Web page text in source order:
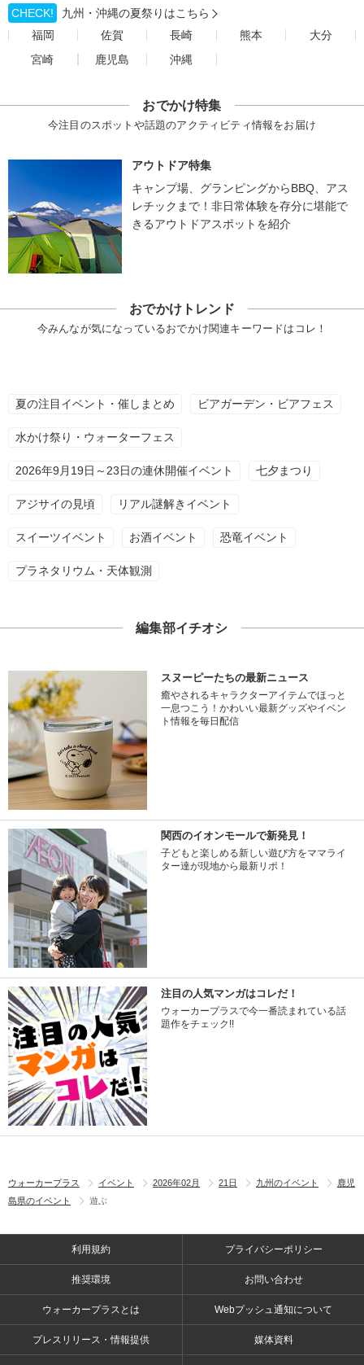
CHECK!
九州・沖縄の夏祭りはこちら
福岡
佐賀 長崎 熊本
大分
宮崎
鹿児島 沖縄
おでかけ特集
今注目のスポットや話題のアクティビティ情報をお届け
アウトドア特集
キャンプ場、グランピングからBBQ、アス
レチックまで！非日常体験を存分に堪能で
きるアウトドアスポットを紹介
おでかけトレンド
今みんなが気になっているおでかけ関連キーワードはコレ！
夏の注目イベント・催しまとめ ビアガーデン・ビアフェス
水かけ祭り・ウォーターフェス
2026年9月19日～23日の連休開催イベント 七夕まつり
アジサイの見頃 リアル謎解きイベント
スイーツイベント お酒イベント 恐竜イベント
プラネタリウム・天体観測
編集部イチオシ
スヌーピーたちの最新ニュース
癒やされるキャラクターアイテムでほっと
一息つこう！かわいい最新グッズやイベン
ト情報を毎日配信
関西のイオンモールで新発見！
子どもと楽しめる新しい遊び方をママライ
ター達が現地から最新リポ！
注目の人気マンガはコレだ！
ウォーカープラスで今一番読まれている話
題作をチェック!!
ウォーカープラス イベント 2026年02月 21日 九州のイベント
鹿児
島県のイベント
遊ぶ
利用規約 プライバシーポリシー
推奨環境 お問い合わせ
ウォーカープラスとは Webプッシュ通知について
プレスリリース・情報提供 媒体資料